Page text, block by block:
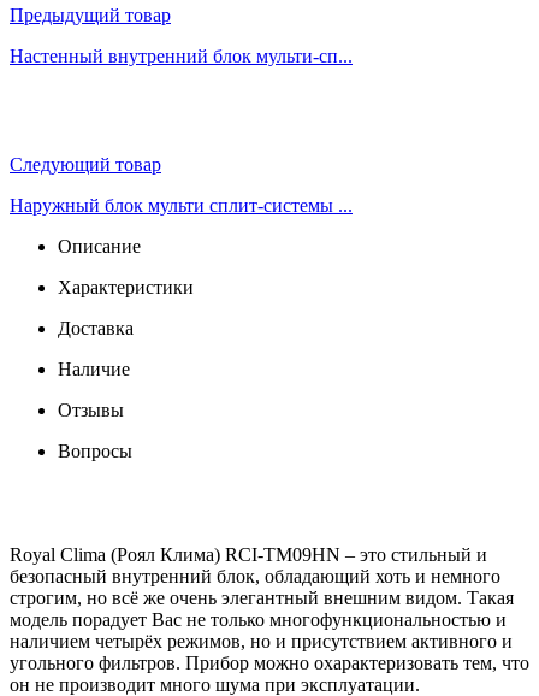
Предыдущий товар
Настенный внутренний блок мульти-сп...
Следующий товар
Наружный блок мульти сплит-системы ...
Описание
Характеристики
Доставка
Наличие
Отзывы
Вопросы
Royal Clima (Роял Клима) RCI-TM09HN – это стильный и
безопасный внутренний блок, обладающий хоть и немного
строгим, но всё же очень элегантный внешним видом. Такая
модель порадует Вас не только многофункциональностью и
наличием четырёх режимов, но и присутствием активного и
угольного фильтров. Прибор можно охарактеризовать тем, что
он не производит много шума при эксплуатации.